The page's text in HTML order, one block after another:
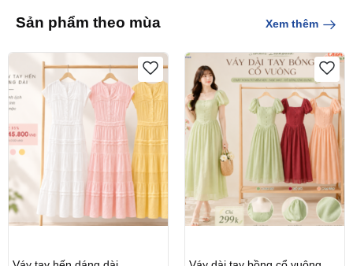
Xem thêm
Sản phẩm theo mùa